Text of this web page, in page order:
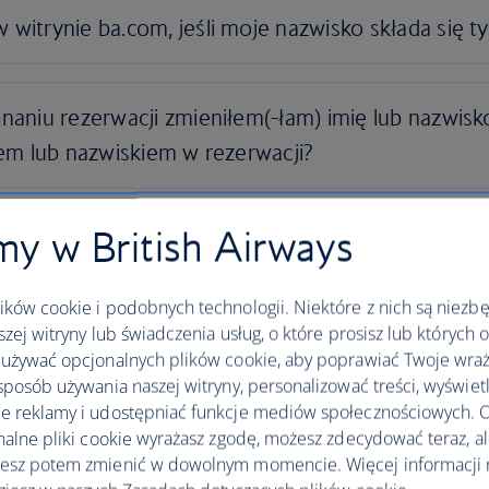
— często zadawane
w British Airways
cookie i podobnych technologii. Niektóre z nich są
witryny lub świadczenia usług, o które prosisz lub których
opcjonalnych plików cookie, aby poprawiać Twoje
używania naszej witryny, personalizować treści,
reklamy i udostępniać funkcje mediów społecznościowych.
pliki cookie wyrażasz zgodę, możesz zdecydować teraz,
potem zmienić w dowolnym momencie. Więcej informacji